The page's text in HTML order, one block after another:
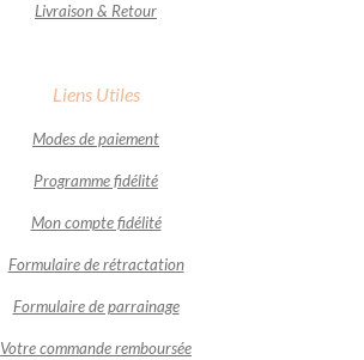
Livraison & Retour
Liens Utiles
Modes de paiement
Programme fidélité
Mon compte fidélité
Formulaire de rétractation
Formulaire de parrainage
Votre commande remboursée